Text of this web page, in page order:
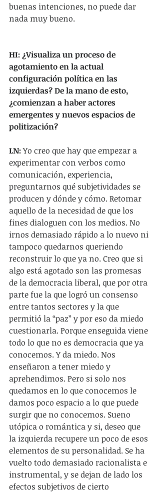
buenas intenciones, no puede dar
nada muy bueno.
HI: ¿Visualiza un proceso de
agotamiento en la actual
configuración política en las
izquierdas? De la mano de esto,
¿comienzan a haber actores
emergentes y nuevos espacios de
politización?
LN: Yo creo que hay que empezar a
experimentar con verbos como
comunicación, experiencia,
preguntarnos qué subjetividades se
producen y dónde y cómo. Retomar
aquello de la necesidad de que los
fines dialoguen con los medios. No
irnos demasiado rápido a lo nuevo ni
tampoco quedarnos queriendo
reconstruir lo que ya no. Creo que si
algo está agotado son las promesas
de la democracia liberal, que por otra
parte fue la que logró un consenso
entre tantos sectores y la que
permitió la “paz” y por eso da miedo
cuestionarla. Porque enseguida viene
todo lo que no es democracia que ya
conocemos. Y da miedo. Nos
enseñaron a tener miedo y
aprehendimos. Pero si solo nos
quedamos en lo que conocemos le
damos poco espacio a lo que puede
surgir que no conocemos. Sueno
utópica o romántica y si, deseo que
la izquierda recupere un poco de esos
elementos de su personalidad. Se ha
vuelto todo demasiado racionalista e
instrumental, y se dejan de lado los
efectos subjetivos de cierto